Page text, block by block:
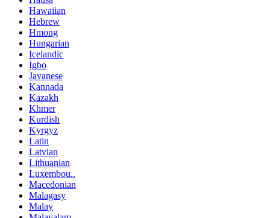
Hawaiian
Hebrew
Hmong
Hungarian
Icelandic
Igbo
Javanese
Kannada
Kazakh
Khmer
Kurdish
Kyrgyz
Latin
Latvian
Lithuanian
Luxembou..
Macedonian
Malagasy
Malay